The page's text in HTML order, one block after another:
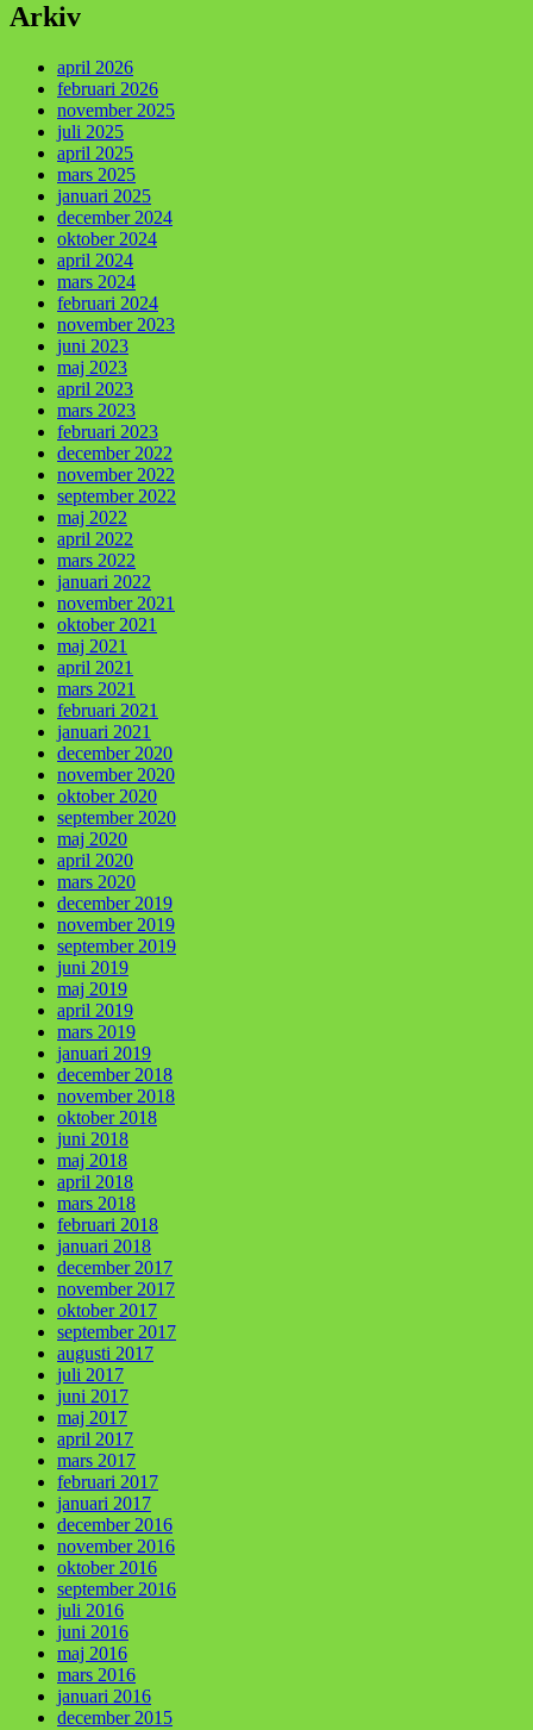
Arkiv
april 2026
februari 2026
november 2025
juli 2025
april 2025
mars 2025
januari 2025
december 2024
oktober 2024
april 2024
mars 2024
februari 2024
november 2023
juni 2023
maj 2023
april 2023
mars 2023
februari 2023
december 2022
november 2022
september 2022
maj 2022
april 2022
mars 2022
januari 2022
november 2021
oktober 2021
maj 2021
april 2021
mars 2021
februari 2021
januari 2021
december 2020
november 2020
oktober 2020
september 2020
maj 2020
april 2020
mars 2020
december 2019
november 2019
september 2019
juni 2019
maj 2019
april 2019
mars 2019
januari 2019
december 2018
november 2018
oktober 2018
juni 2018
maj 2018
april 2018
mars 2018
februari 2018
januari 2018
december 2017
november 2017
oktober 2017
september 2017
augusti 2017
juli 2017
juni 2017
maj 2017
april 2017
mars 2017
februari 2017
januari 2017
december 2016
november 2016
oktober 2016
september 2016
juli 2016
juni 2016
maj 2016
mars 2016
januari 2016
december 2015